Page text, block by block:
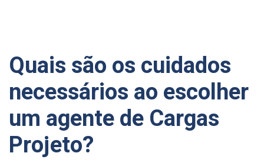
Quais são os cuidados
necessários ao escolher
um agente de Cargas
Projeto?